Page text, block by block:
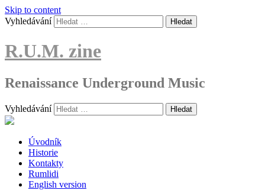
Skip to content
Vyhledávání
R.U.M. zine
Renaissance Underground Music
Vyhledávání
Úvodník
Historie
Kontakty
Rumlidi
English version